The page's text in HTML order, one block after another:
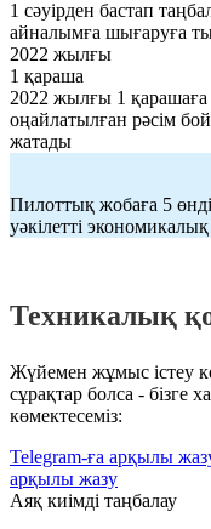
1 сәуірден бастап
айналымға шығаруға
2022 жылғы
1 қараша
2022 жылғы 1 қарашаға
оңайлатылған рәсім
жатады
Пилоттық жобаға 5
уәкілетті
Техникалық
Жүйемен жұмыс істеу
сұрақтар болса - бізге
көмектесеміз:
Telegram-ға арқылы
арқылы жазу
Аяқ киімді таңбалау